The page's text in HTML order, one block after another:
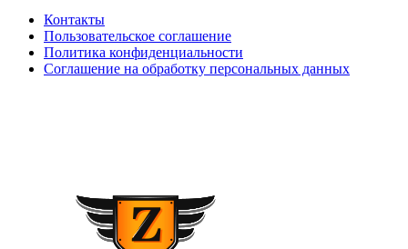
Контакты
Пользовательское соглашение
Политика конфиденциальности
Соглашение на обработку персональных данных